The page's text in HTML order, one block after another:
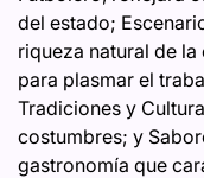
del estado;
riqueza natural de
para plasmar el
Tradiciones y
costumbres; y
gastronomía que